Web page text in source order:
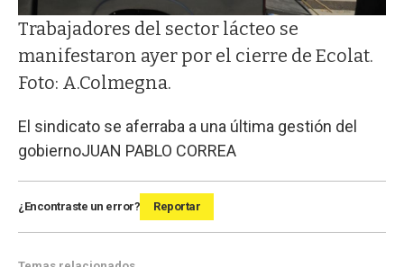
Trabajadores del sector lácteo se
manifestaron ayer por el cierre de Ecolat.
Foto: A.Colmegna.
El sindicato se aferraba a una última gestión del
gobiernoJUAN PABLO CORREA
¿Encontraste un error? Reportar